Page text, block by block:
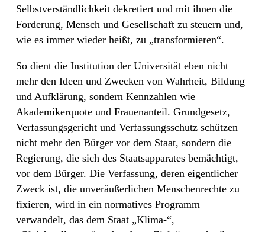
Selbstverständlichkeit dekretiert und mit ihnen die
Forderung, Mensch und Gesellschaft zu steuern und,
wie es immer wieder heißt, zu „transformieren“.
So dient die Institution der Universität eben nicht
mehr den Ideen und Zwecken von Wahrheit, Bildung
und Aufklärung, sondern Kennzahlen wie
Akademikerquote und Frauenanteil. Grundgesetz,
Verfassungsgericht und Verfassungsschutz schützen
nicht mehr den Bürger vor dem Staat, sondern die
Regierung, die sich des Staatsapparates bemächtigt,
vor dem Bürger. Die Verfassung, deren eigentlicher
Zweck ist, die unveräußerlichen Menschenrechte zu
fixieren, wird in ein normatives Programm
verwandelt, das dem Staat „Klima-“,